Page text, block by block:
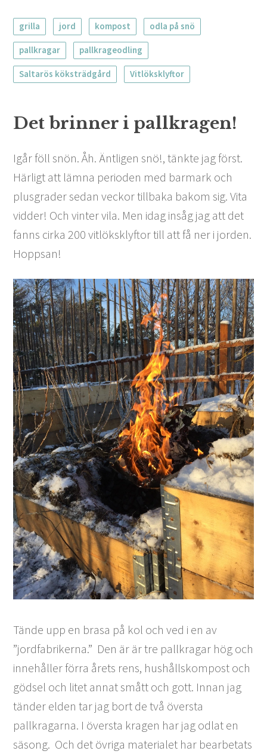
grilla jord kompost odla på snö
pallkragar pallkrageodling
Saltarös köksträdgård Vitlöksklyftor
Det brinner i pallkragen!
Igår föll snön. Åh. Äntligen snö!, tänkte jag först.
Härligt att lämna perioden med barmark och
plusgrader sedan veckor tillbaka bakom sig. Vita
vidder! Och vinter vila. Men idag insåg jag att det
fanns cirka 200 vitlöksklyftor till att få ner i jorden.
Hoppsan!
Tände upp en brasa på kol och ved i en av
”jordfabrikerna.” Den är är tre pallkragar hög och
innehåller förra årets rens, hushållskompost och
gödsel och litet annat smått och gott. Innan jag
tänder elden tar jag bort de två översta
pallkragarna. I översta kragen har jag odlat en
säsong. Och det övriga materialet har bearbetats